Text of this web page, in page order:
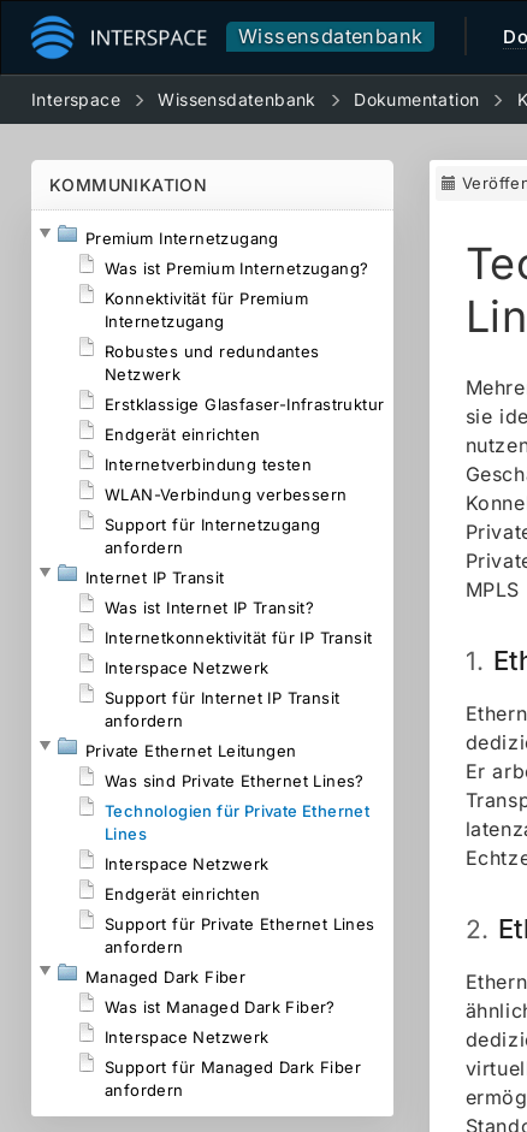
Wissensdatenbank
Interspace Wissensdatenbank Dokumentation
KOMMUNIKATION
Premium Internetzugang
Was ist Premium Internetzugang?
Konnektivität für Premium
Internetzugang
Robustes und redundantes
Netzwerk
Erstklassige Glasfaser-Infrastruktur
Endgerät einrichten
Internetverbindung testen
WLAN-Verbindung verbessern
Support für Internetzugang
anfordern
Internet IP Transit
Was ist Internet IP Transit?
Internetkonnektivität für IP Transit
Interspace Netzwerk
Support für Internet IP Transit
anfordern
Private Ethernet Leitungen
Was sind Private Ethernet Lines?
Technologien für Private Ethernet
Lines
Interspace Netzwerk
Endgerät einrichten
Support für Private Ethernet Lines
anfordern
Managed Dark Fiber
Was ist Managed Dark Fiber?
Interspace Netzwerk
Support für Managed Dark Fiber
anfordern
sie
1.
Er
2.